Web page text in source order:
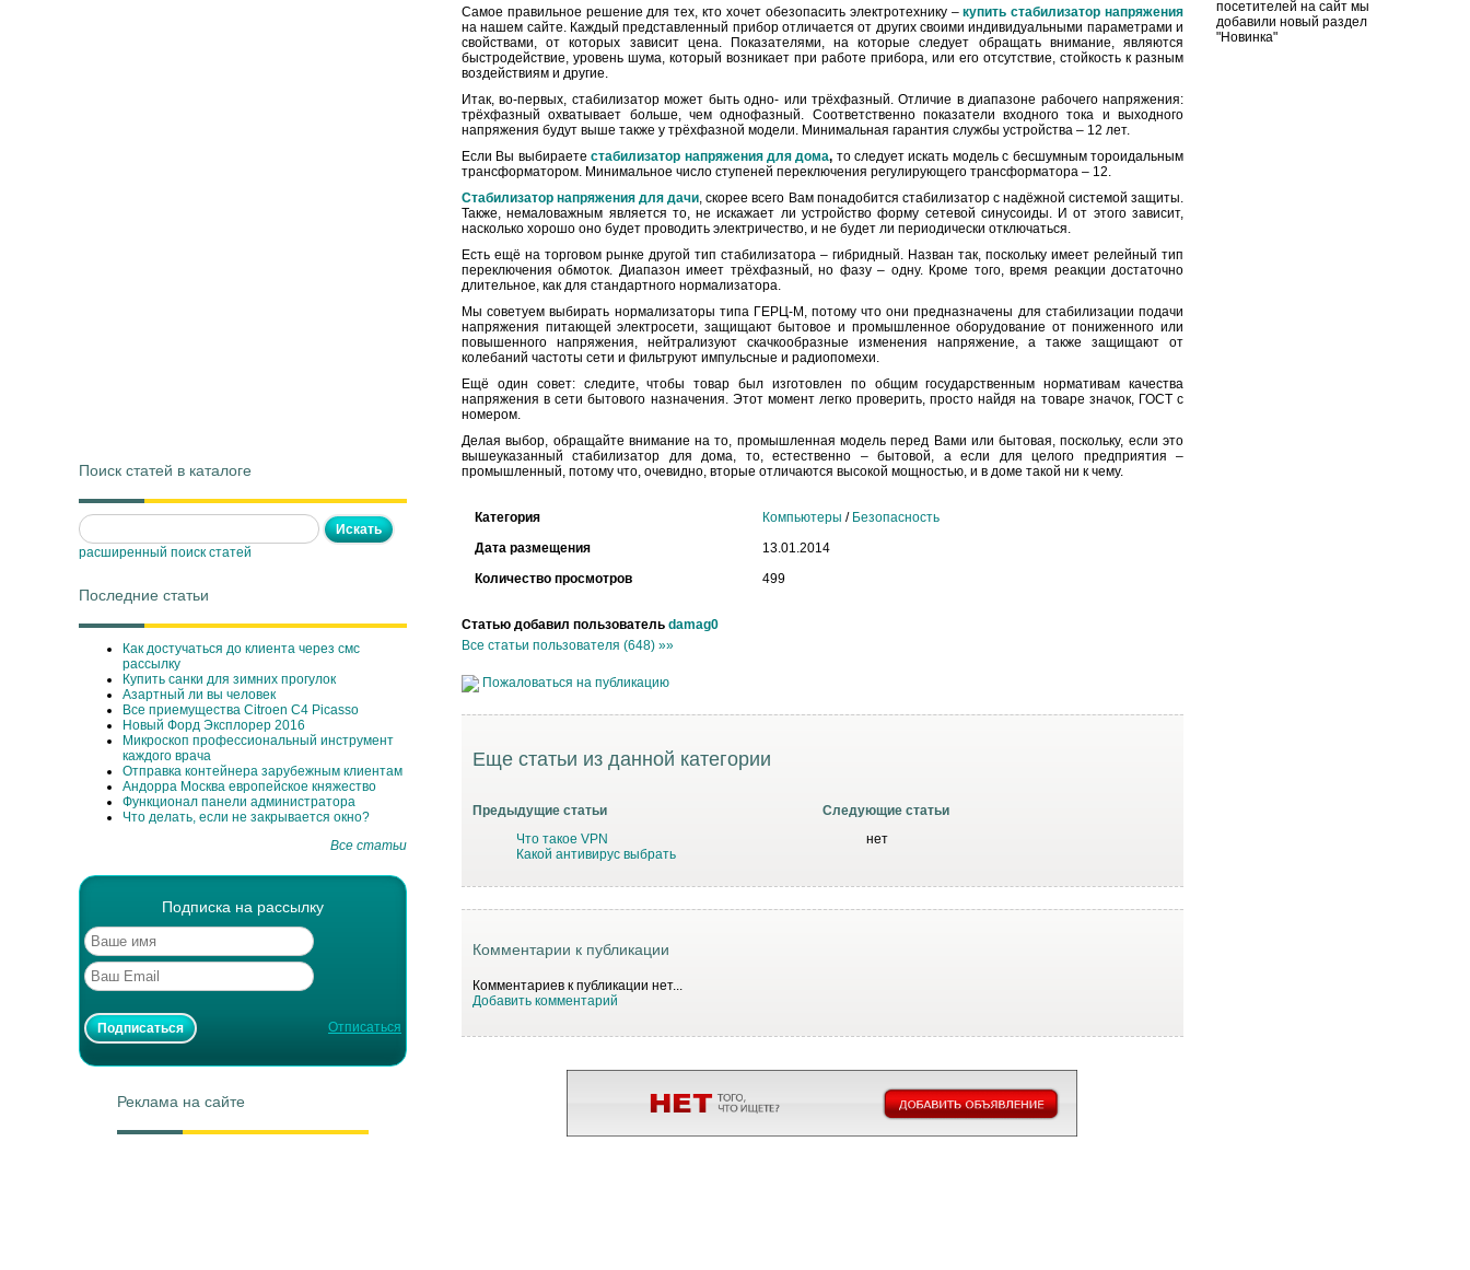
Поиск статей в каталоге
расширенный поиск статей
Последние статьи
Как достучаться до клиента через смс
рассылку
Купить санки для зимних прогулок
Азартный ли вы человек
Все приемущества Сitroen C4 Picasso
Новый Форд Эксплорер 2016
Микроскоп профессиональный инструмент
каждого врача
Отправка контейнера зарубежным клиентам
Андорра Москва европейское княжество
Функционал панели администратора
Что делать, если не закрывается окно?
Все статьи
Подписка на рассылку
Отписаться
Реклама на сайте
Самое правильное решение для тех, кто хочет обезопасить электротехнику –купить стабилизатор напряжения
на нашем сайте. Каждый представленный прибор отличается от других своими индивидуальными параметрами и
свойствами, от которых зависит цена. Показателями, на которые следует обращать внимание, являются
быстродействие, уровень шума, который возникает при работе прибора, или его отсутствие, стойкость к разным
воздействиям и другие.
Итак, во-первых, стабилизатор может быть одно- или трёхфазный. Отличие в диапазоне рабочего напряжения:
трёхфазный охватывает больше, чем однофазный. Соответственно показатели входного тока и выходного
напряжения будут выше также у трёхфазной модели. Минимальная гарантия службы устройства – 12 лет.
Если Вы выбираетестабилизатор напряжения для дома, то следует искать модель с бесшумным тороидальным
трансформатором. Минимальное число ступеней переключения регулирующего трансформатора – 12.
Стабилизатор напряжения для дачи , скорее всего Вам понадобится стабилизатор с надёжной системой защиты.
Также, немаловажным является то, не искажает ли устройство форму сетевой синусоиды. И от этого зависит,
насколько хорошо оно будет проводить электричество, и не будет ли периодически отключаться.
Есть ещё на торговом рынке другой тип стабилизатора – гибридный. Назван так, поскольку имеет релейный тип
переключения обмоток. Диапазон имеет трёхфазный, но фазу – одну. Кроме того, время реакции достаточно
длительное, как для стандартного нормализатора.
Мы советуем выбирать нормализаторы типа ГЕРЦ-М, потому что они предназначены для стабилизации подачи
напряжения питающей электросети, защищают бытовое и промышленное оборудование от пониженного или
повышенного напряжения, нейтрализуют скачкообразные изменения напряжение, а также защищают от
колебаний частоты сети и фильтруют импульсные и радиопомехи.
Ещё один совет: следите, чтобы товар был изготовлен по общим государственным нормативам качества
напряжения в сети бытового назначения. Этот момент легко проверить, просто найдя на товаре значок, ГОСТ с
номером.
Делая выбор, обращайте внимание на то, промышленная модель перед Вами или бытовая, поскольку, если это
вышеуказанный стабилизатор для дома, то, естественно – бытовой, а если для целого предприятия –
промышленный, потому что, очевидно, вторые отличаются высокой мощностью, и в доме такой ни к чему.
Категория Компьютеры / Безопасность
Дата размещения
13.01.2014
Количество просмотров
499
Статью добавил пользователь damag0
Все статьи пользователя (648) »»
Пожаловаться на публикацию
Еще статьи из данной категории
Предыдущие статьи
Что такое VPN
Какой антивирус выбрать
Следующие статьи
нет
Комментарии к публикации
Комментариев к публикации нет...
Добавить комментарий
посетителей на сайт мы
добавили новый раздел
"Новинка"